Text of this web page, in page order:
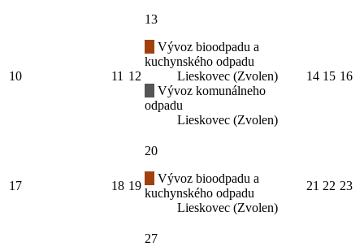
10 11 12
13
Vývoz bioodpadu a
kuchynského odpadu
Lieskovec (Zvolen)
Vývoz komunálneho
odpadu
Lieskovec (Zvolen)
14 15 16
17 18 19
20
Vývoz bioodpadu a
kuchynského odpadu
Lieskovec (Zvolen)
21 22 23
27